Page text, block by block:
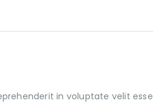
in voluptate velit esse